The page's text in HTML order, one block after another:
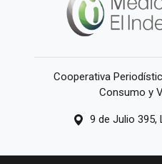
Cooperativa
Consumo y
9 de Julio 395,